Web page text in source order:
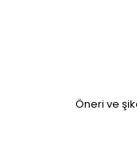
Öneri ve